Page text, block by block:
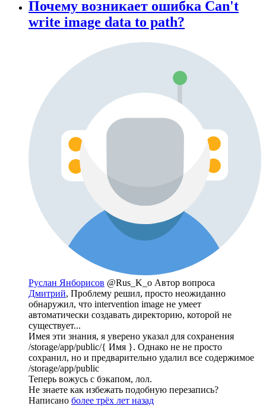
Почему возникает ошибка Can't
write image data to path?
Руслан Янборисов @Rus_K_o Автор вопроса
Дмитрий, Проблему решил, просто неожиданно
обнаружил, что intervention image не умеет
автоматически создавать директорию, которой не
существует...
Имея эти знания, я уверено указал для сохранения
/storage/app/public/{ Имя }. Однако не не просто
сохранил, но и предварительно удалил все содержимое
/storage/app/public
Теперь вожусь с бэкапом, лол.
Не знаете как избежать подобную перезапись?
Написано более трёх лет назад